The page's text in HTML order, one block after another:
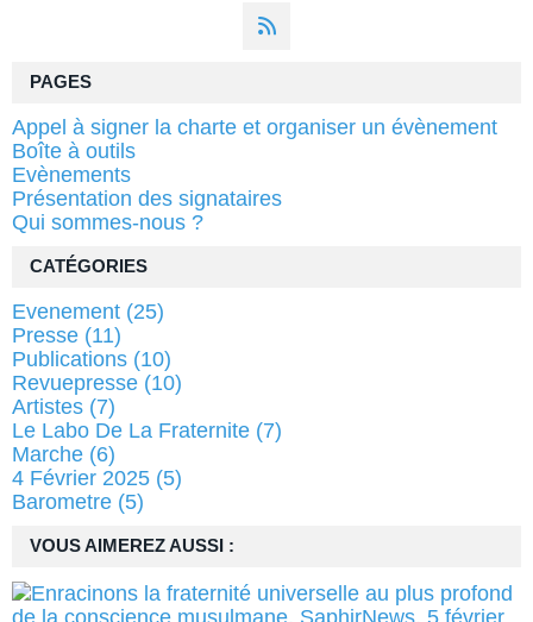
VOUS AIMEREZ AUSSI :
PAGES
Appel à signer la charte et organiser un évènement
Boîte à outils
Evènements
Présentation des signataires
Qui sommes-nous ?
CATÉGORIES
Evenement (25)
Presse (11)
Publications (10)
Revuepresse (10)
Artistes (7)
Le Labo De La Fraternite (7)
Marche (6)
4 Février 2025 (5)
Barometre (5)